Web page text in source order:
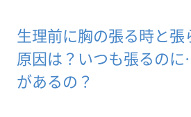
生理前に胸の張る時と張
原因は？いつも張るの
があるの？